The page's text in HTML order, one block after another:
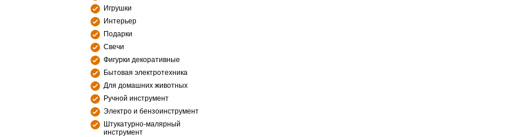
Игрушки
Интерьер
Подарки
Свечи
Фигурки декоративные
Бытовая электротехника
Для домашних животных
Ручной инструмент
Электро и бензоинструмент
Штукатурно-малярный
инструмент